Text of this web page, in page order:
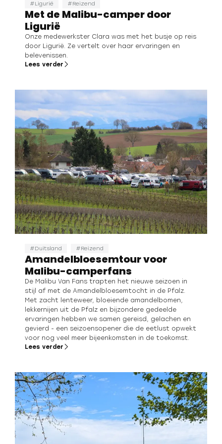
Ligurië Reizend
Met de Malibu-camper door
Ligurië
Onze medewerkster Clara was met het busje op reis
door Ligurië. Ze vertelt over haar ervaringen en
belevenissen.
Lees verder
Duitsland Reizend
Amandelbloesemtour voor
Malibu-camperfans
De Malibu Van Fans trapten het nieuwe seizoen in
stijl af met de Amandelbloesemtocht in de Pfalz.
Met zacht lenteweer, bloeiende amandelbomen,
lekkernijen uit de Pfalz en bijzondere gedeelde
ervaringen hebben we samen gereisd, gelachen en
gevierd - een seizoensopener die de eetlust opwekt
voor nog veel meer bijeenkomsten in de toekomst.
Lees verder